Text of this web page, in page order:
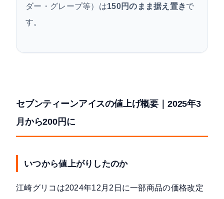
ダー・グレープ等）は150円のまま据え置きで
す。
セブンティーンアイスの値上げ概要｜2025年3
月から200円に
いつから値上がりしたのか
江崎グリコは2024年12月2日に一部商品の価格改定